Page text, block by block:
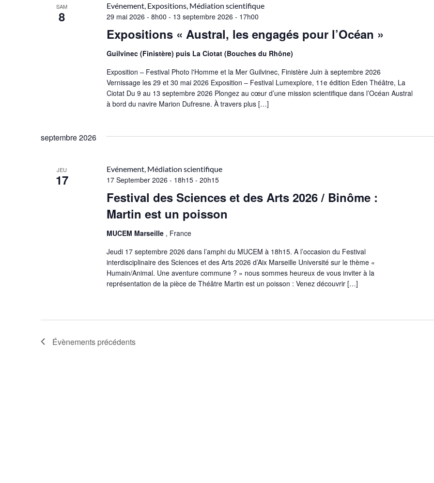
SAM
8 29 mai 2026 - 8h00 - 13 septembre 2026 - 17h00
Expositions « Austral, les engagés pour l’Océan »
Evénement, Expositions, Médiation scientifique
Guilvinec (Finistère) puis La Ciotat (Bouches du Rhône)
Exposition – Festival Photo l'Homme et la Mer Guilvinec, Finistère Juin à septembre 2026
Vernissage les 29 et 30 mai 2026 Exposition – Festival Lumexplore, 11e édition Eden Théâtre, La
Ciotat Du 9 au 13 septembre 2026 Plongez au cœur d’une mission scientifique dans l’Océan Austral
à bord du navire Marion Dufresne. À travers plus […]
septembre 2026
JEU
17 17 September 2026 - 18h15- 20h15
Festival des Sciences et des Arts 2026 / Binôme :
Martin est un poisson
Evénement, Médiation scientifique
MUCEM Marseille , France
Jeudi 17 septembre 2026 dans l’amphi du MUCEM à 18h15. A l’occasion du Festival
interdisciplinaire des Sciences et des Arts 2026 d’Aix Marseille Université sur le thème «
Humain/Animal. Une aventure commune ? » nous sommes heureux de vous inviter à la
représentation de la pièce de Théâtre Martin est un poisson : Venez découvrir […]
Évènements précédents